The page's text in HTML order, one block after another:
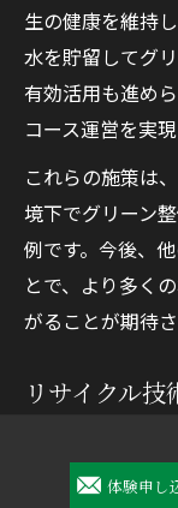
生の健康を維持
水を貯留してグ
有効活用も進め
コース運営を実現
これらの施策は
境下でグリーン
例です。今後、
とで、より多く
がることが期待さ
リサイクル
ゴルフ場管理に
環型社会の実現
体験申し